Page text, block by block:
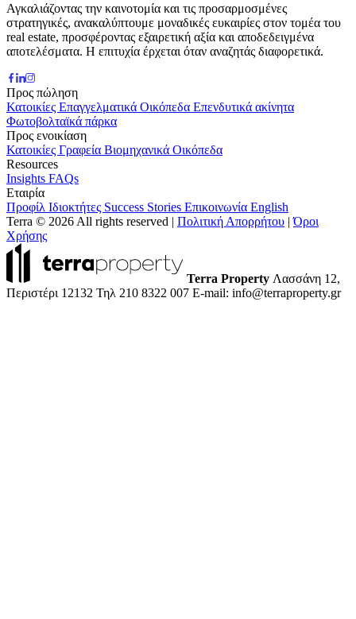
Αγκαλιάζοντας την καινοτομία και τις προσαρμοσμένες
στρατηγικές, ανακαλύπτουμε μοναδικές ευκαιρίες στον τομέα του
real estate, προσφέροντας εξαιρετική αξία και αποδεδειγμένα
αποτελέσματα. Η επιτυχία έρχεται όταν αναζητάς διαφορετικά.
Προς πώληση
Κατοικίες Επαγγελματικά Οικόπεδα Επενδυτικά ακίνητα
Φωτοβολταϊκά πάρκα
Προς ενοικίαση
Κατοικίες Γραφεία Βιομηχανικά Οικόπεδα
Resources
Insights FAQs
Εταιρία
Προφίλ Ιδιοκτήτες Success Stories Επικοινωνία English
Terra © 2026 All rights reserved | Πολιτική Απορρήτου |Όροι
Χρήσης
Terra Property Λασσάνη 12,
Περιστέρι 12132 Τηλ 210 8322 007 E-mail: info@terraproperty.gr